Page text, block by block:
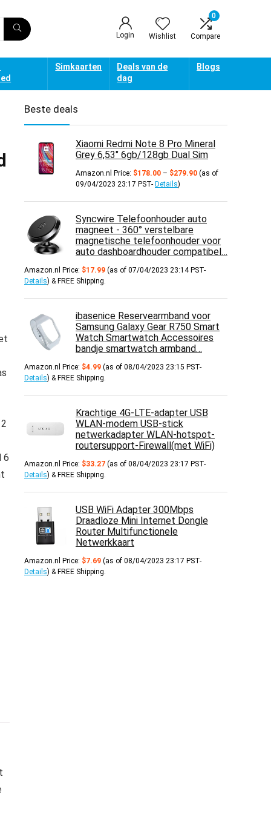
Login Wishlist
0
Compare
Simkaarten
Deals van de
dag
Blogs
6
Beste deals
Xiaomi Redmi Note 8 Pro Mineral
Grey 6,53" 6gb/128gb Dual Sim
Amazon.nl Price: $178.00 – $279.90Prijsklasse:
$178.00
(as of
09/04/2023 23:17 PST- Details)
Syncwire Telefoonhouder auto
magneet - 360° verstelbare
magnetische telefoonhouder voor
auto dashboardhouder compatibel…
Amazon.nl Price: $17.99 (as of 07/04/2023 23:14 PST-
Details) & FREE Shipping.
ibasenice Reservearmband voor
Samsung Galaxy Gear R750 Smart
Watch Smartwatch Accessoires
bandje smartwatch armband…
Amazon.nl Price: $4.99 (as of 08/04/2023 23:15 PST-
Details) & FREE Shipping.
Krachtige 4G-LTE-adapter USB
WLAN-modem USB-stick
netwerkadapter WLAN-hotspot-
routersupport-Firewall(met WiFi)
Amazon.nl Price: $33.27 (as of 08/04/2023 23:17 PST-
Details) & FREE Shipping.
USB WiFi Adapter 300Mbps
Draadloze Mini Internet Dongle
Router Multifunctionele
Netwerkkaart
Amazon.nl Price: $7.69 (as of 08/04/2023 23:17 PST-
Details) & FREE Shipping.